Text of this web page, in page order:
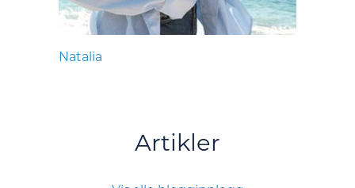
Natalia
Artikler